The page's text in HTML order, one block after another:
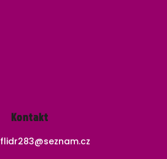
Kontakt
flidr283@seznam.cz